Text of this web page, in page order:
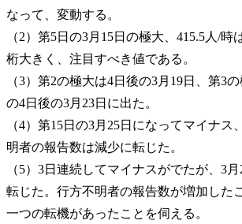
なって、変動する。
（2）第5日の3月15日の極大、415.5人/時
桁大きく、注目すべき値である。
（3）第2の極大は4日後の3月19日、第3
の4日後の3月23日に出た。
（4）第15日の3月25日になってマイナス
明者の報告数は減少に転じた。
（5）3日連続してマイナスがでたが、3
転じた。行方不明者の報告数が増加した
一つの転機があったことを伺える。